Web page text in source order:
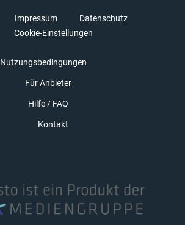
Impressum
Datenschutz
Cookie-Einstellungen
Nutzungsbedingungen
Für Anbieter
Hilfe / FAQ
Kontakt